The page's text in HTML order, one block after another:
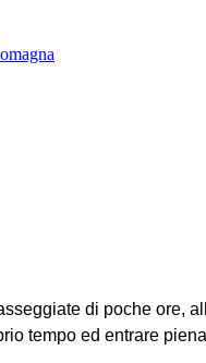
di poche ore,
tempo ed entrare